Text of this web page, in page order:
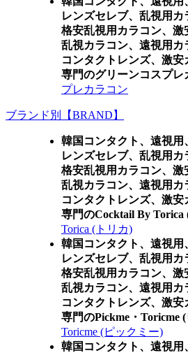
レンズセレブ、乱視用カ
格安乱視用カラコン、激
乱視カラコン、遠視用カ
コンタクトレンズ、激
専門のグリーンコスプレ
プレカラコン
ブランド別【BRAND】
韓国コンタクト、遠視
レンズセレブ、乱視用カ
格安乱視用カラコン、激
乱視カラコン、遠視用カ
コンタクトレンズ、激
専門のCocktail By Torica
Torica (トリカ)
韓国コンタクト、遠視
レンズセレブ、乱視用カ
格安乱視用カラコン、激
乱視カラコン、遠視用カ
コンタクトレンズ、激
専門のPickme・Toricme
Toricme (ピックミー)
韓国コンタクト、遠視